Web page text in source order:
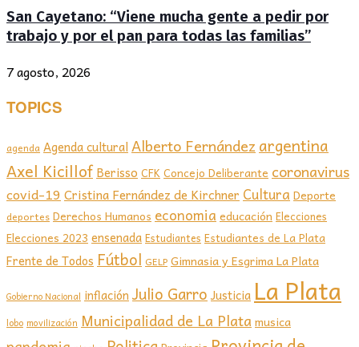
San Cayetano: “Viene mucha gente a pedir por
trabajo y por el pan para todas las familias”
7 agosto, 2026
TOPICS
agenda Agenda culturalAlberto Fernández argentina
Axel Kicillof Berisso CFKConcejo Deliberante coronavirus
covid-19 Cristina Fernández de Kirchner Cultura Deporte
deportes Derechos Humanos economia educación Elecciones
Elecciones 2023 ensenada Estudiantes Estudiantes de La Plata
Frente de Todos Fútbol GELP Gimnasia y Esgrima La Plata
Gobierno Nacional inflación Julio Garro Justicia La Plata
lobo movilización Municipalidad de La Plata musica